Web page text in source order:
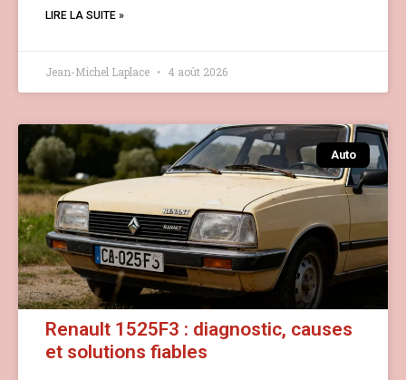
LIRE LA SUITE »
Jean-Michel Laplace 4 août 2026
Auto
Renault 1525F3 : diagnostic, causes
et solutions fiables